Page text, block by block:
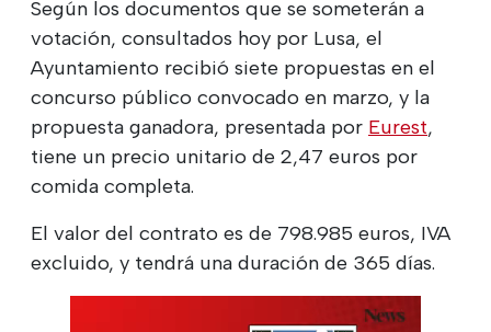
Según los documentos que se someterán a
votación, consultados hoy por Lusa, el
Ayuntamiento recibió siete propuestas en el
concurso público convocado en marzo, y la
propuesta ganadora, presentada por Eurest,
tiene un precio unitario de 2,47 euros por
comida completa.
El valor del contrato es de 798.985 euros, IVA
excluido, y tendrá una duración de 365 días.